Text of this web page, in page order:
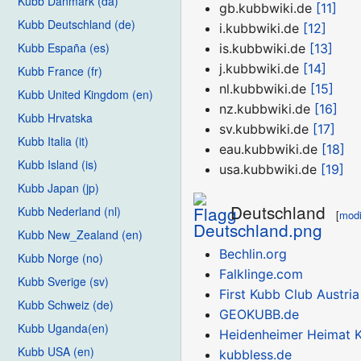
Kubb Deutschland (de)
Kubb España (es)
Kubb France (fr)
Kubb United Kingdom (en)
Kubb Hrvatska
Kubb Italia (it)
Kubb Island (is)
Kubb Japan (jp)
Kubb Nederland (nl)
Kubb New_Zealand (en)
Kubb Norge (no)
Kubb Sverige (sv)
Kubb Schweiz (de)
Kubb Uganda(en)
Kubb USA (en)
gb.kubbwiki.de [11]
i.kubbwiki.de [12]
is.kubbwiki.de [13]
j.kubbwiki.de [14]
nl.kubbwiki.de [15]
nz.kubbwiki.de [16]
sv.kubbwiki.de [17]
eau.kubbwiki.de [18]
usa.kubbwiki.de [19]
Deutschland [
Bechlin.org
Falklinge.com
First Kubb Club Austria
GEOKUBB.de
Heidenheimer Heimat
kubbless.de